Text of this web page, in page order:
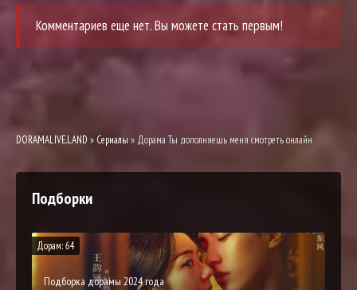
Комментариев еще нет. Вы можете стать первым!
DORAMALIVE.LAND » Сериалы » Дорама Ты дополняешь меня смотреть онлайн
Подборки
Дорам: 64
Подборка дорамы 2024 года